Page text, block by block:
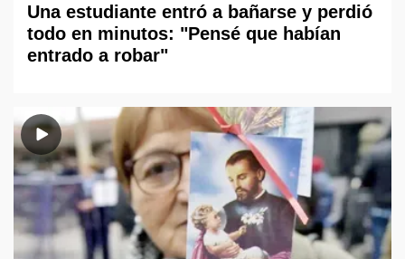
Una estudiante entró a bañarse y perdió
todo en minutos: "Pensé que habían
entrado a robar"